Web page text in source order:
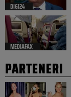
DIGI24
MEDIAFAX
PARTENERI